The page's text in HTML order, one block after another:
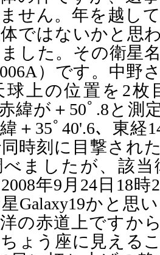
せん。年を越し
ではないかと思
した。その衛星
006A）です。中野
球上の位置を2枚
赤緯が＋50ﾟ.8と測
＋35ﾟ40'.6、東経
時刻に目撃され
べましたが、該
年9月24日18
Galaxy19かと思
の赤道上ですか
ょう座に見える